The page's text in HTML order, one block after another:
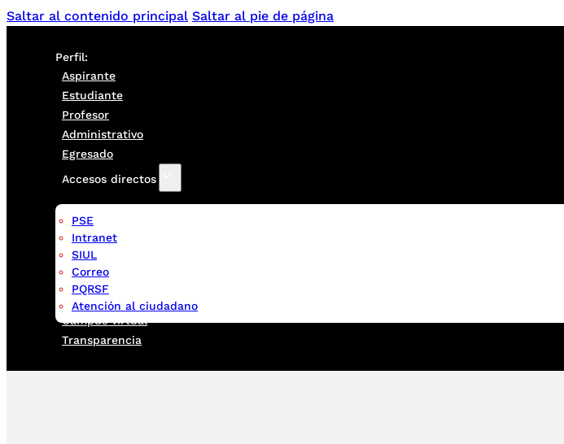
Saltar al contenido principal Saltar al pie de página
Perfil:
Aspirante
Estudiante
Profesor
Administrativo
Egresado
Accesos directos
PSE
Intranet
SIUL
Correo
PQRSF
Atención al ciudadano
Campus virtual
Transparencia